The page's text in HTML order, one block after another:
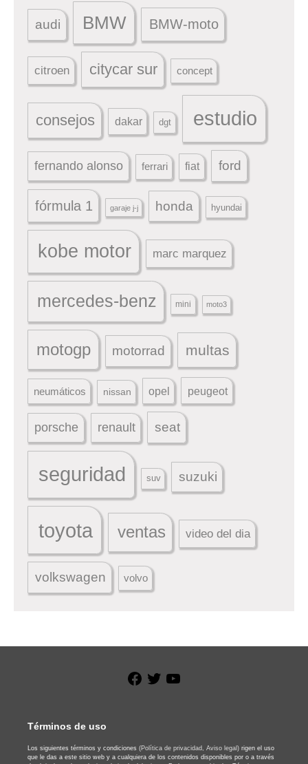
audi BMW BMW-moto
citroen citycar sur concept
consejos dakar dgt estudio
fernando alonso ferrari fiat ford
fórmula 1 garaje j-j honda hyundai
kobe motor marc marquez
mercedes-benz mini moto3
motogp motorrad multas
neumáticos nissan opel peugeot
porsche renault seat
seguridad suv suzuki
toyota ventas video del dia
volkswagen volvo
Facebook
Twitter
Términos de uso
Los siguientes términos y condiciones (Política de privacidad, Aviso legal) rigen el uso
que le das a este sitio web y a cualquiera de los contenidos disponibles por o a través